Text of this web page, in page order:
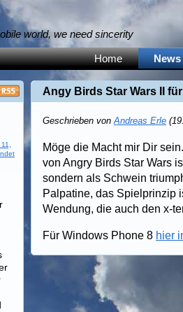
world, we need sincerity
Home News
Angy Birds Star Wars II
Geschrieben vonAndreas Erle
Möge die Macht mir Dir
von Angry Birds Star Wars
sondern als Schwein
Palpatine, das Spielprinzip
Wendung, die auch den x-
Für Windows Phone 8 hier